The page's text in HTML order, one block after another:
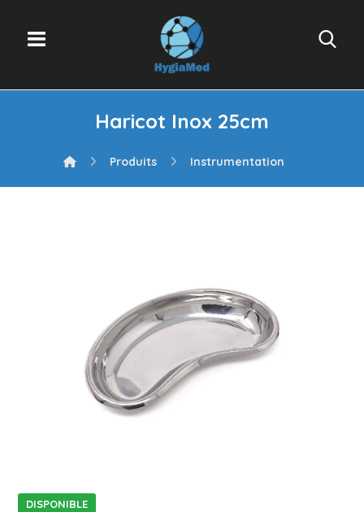
Haricot Inox 25cm
Produits Instrumentation
DISPONIBLE